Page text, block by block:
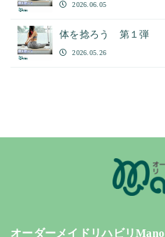
2026.06.05
体を捻ろう 第１弾
2026.05.26
オーダーメイドリハビリMano